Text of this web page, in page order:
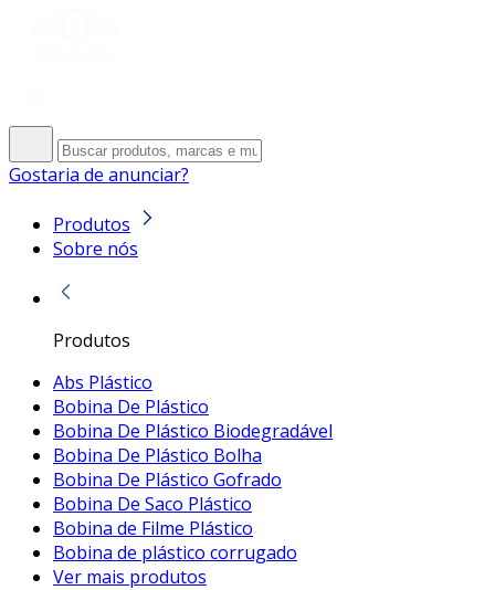
Gostaria de anunciar?
Produtos
Sobre nós
Produtos
Abs Plástico
Bobina De Plástico
Bobina De Plástico Biodegradável
Bobina De Plástico Bolha
Bobina De Plástico Gofrado
Bobina De Saco Plástico
Bobina de Filme Plástico
Bobina de plástico corrugado
Ver mais produtos